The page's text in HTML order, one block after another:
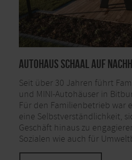
Autohaus Schaal auf
Seit über 30 Jahren führt
und MINI-Autohäuser in
Für den Familienbetrieb war
eine Selbstverständlichkeit,
Geschäft hinaus zu
Sozialen wie auch für